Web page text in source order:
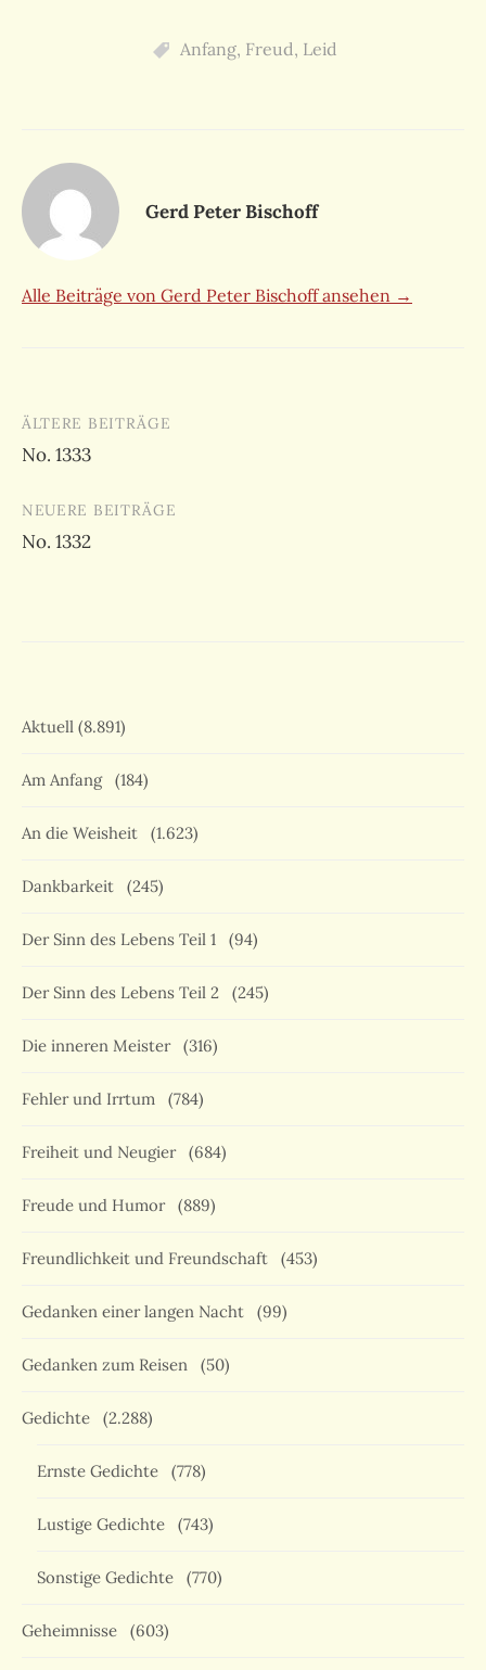
Anfang, Freud, Leid
Gerd Peter Bischoff
Alle Beiträge von Gerd Peter Bischoff ansehen →
Beitragsnavigation
ÄLTERE BEITRÄGE
No. 1333
NEUERE BEITRÄGE
No. 1332
Aktuell (8.891)
Am Anfang (184)
An die Weisheit (1.623)
Dankbarkeit (245)
Der Sinn des Lebens Teil 1 (94)
Der Sinn des Lebens Teil 2 (245)
Die inneren Meister (316)
Fehler und Irrtum (784)
Freiheit und Neugier (684)
Freude und Humor (889)
Freundlichkeit und Freundschaft (453)
Gedanken einer langen Nacht (99)
Gedanken zum Reisen (50)
Gedichte (2.288)
Ernste Gedichte (778)
Lustige Gedichte (743)
Sonstige Gedichte (770)
Geheimnisse (603)